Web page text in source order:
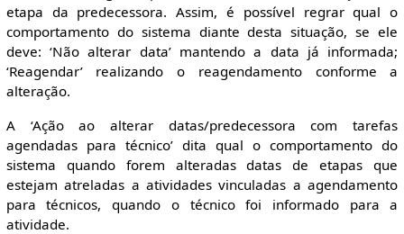
etapa da predecessora. Assim, é possível regrar qual o
comportamento do sistema diante desta situação, se ele
deve: ‘Não alterar data’ mantendo a data já informada;
‘Reagendar’ realizando o reagendamento conforme a
alteração.
A ‘Ação ao alterar datas/predecessora com tarefas
agendadas para técnico’ dita qual o comportamento do
sistema quando forem alteradas datas de etapas que
estejam atreladas a atividades vinculadas a agendamento
para técnicos, quando o técnico foi informado para a
atividade.